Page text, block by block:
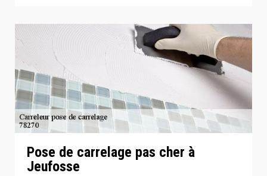
Pose de carrelage pas cher à
Jeufosse